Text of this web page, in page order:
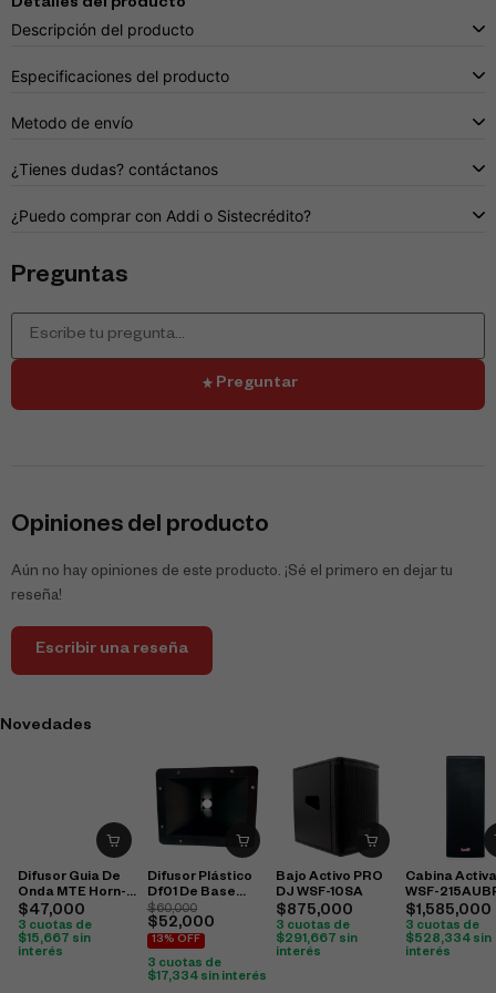
Detalles del producto
Descripción del producto
Especificaciones del producto
Metodo de envío
¿Tienes dudas? contáctanos
¿Puedo comprar con Addi o Sistecrédito?
Preguntas
Preguntar
Opiniones del producto
Aún no hay opiniones de este producto. ¡Sé el primero en dejar tu
reseña!
Escribir una reseña
Novedades
Difusor Guia De
Onda MTE Horn-2
Plastica
$47,000
3 cuotas de
$15,667 sin
interés
Difusor Plástico
Df01 De Base
Para Tornillo
15X19
$60,000
$52,000
13% OFF
3 cuotas de
$17,334sin interés
Bajo Activo PRO
DJ WSF-10SA
$875,000
3 cuotas de
$291,667 sin
interés
Cabina Activa
WSF-
PRO DJ
$1,585,000
3 cuotas de
$528,334sin
interés